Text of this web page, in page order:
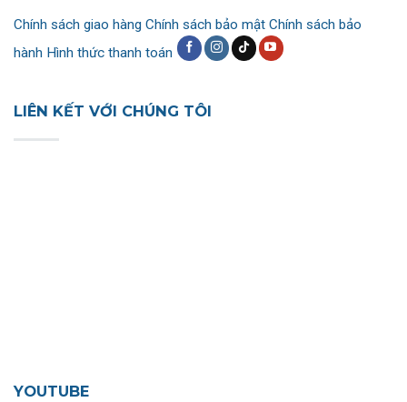
Chính sách giao hàng Chính sách bảo mật Chính sách bảo
hành Hình thức thanh toán
LIÊN KẾT VỚI CHÚNG TÔI
YOUTUBE